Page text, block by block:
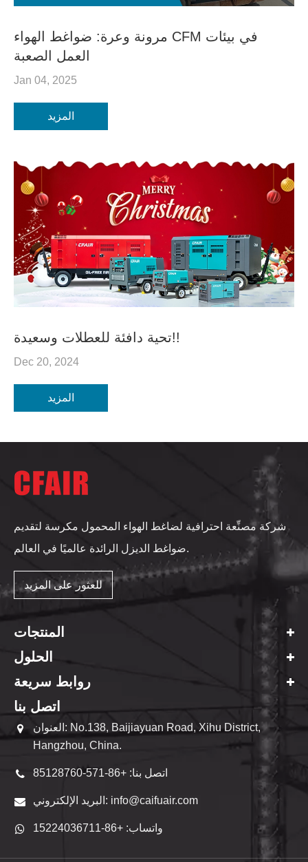
مرونة وعرة: ضواغط الهواء CFM في بيئات
العمل الصعبة
Jan 04, 2025
المزيد
تحية دافئة للعطلات وسعيدة!!
Dec 20, 2024
المزيد
شركة مصنِّعة احترافية لضاغط الهواء المحمول مكرسة لتقديم
ضواغط الديزل الرائدة عالميًا في العالم.
للعثور على المزيد
المنتجات
الحلول
روابط سريعة
اتصل بنا
العنوان: No.138, Baijiayuan Road, Xihu District,
Hangzhou, China.
اتصل بنا: +86-571-85128760
البريد الإلكتروني: info@caifuair.com
واتساب: +86-15224036711